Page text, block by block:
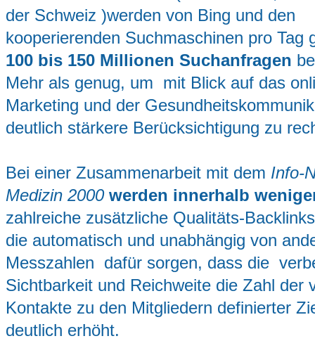
der Schweiz )werden von Bing und den
kooperierenden Suchmaschinen pro Tag
100 bis 150 Millionen Suchanfragen
Mehr als genug, um mit Blick auf das
Marketing und der
deutlich stärkere Berücksichtigung zu
Bei einer Zusammenarbeit mit dem Info-
Medizin 2000 werden innerhalb
zahlreiche zusätzliche Qualitäts-
die automatisch und unabhängig von
Messzahlen dafür sorgen, dass die
Sichtbarkeit und Reichweite die Zahl der
Kontakte zu den Mitgliedern definierter
deutlich erhöht.